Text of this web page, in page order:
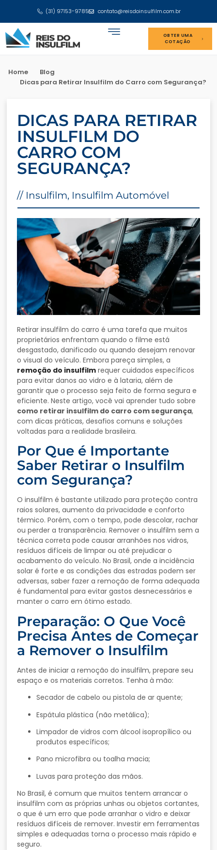
(31) 97153-9785 contato@reisdoinsulfilm.com.br
OBTER UMA
COTAÇÃO
Home
Blog
Dicas para Retirar Insulfilm do Carro com Segurança?
DICAS PARA RETIRAR
INSULFILM DO
CARRO COM
SEGURANÇA?
// Insulfilm, Insulfilm Automóvel
Retirar insulfilm do carro é uma tarefa que muitos
proprietários enfrentam quando o filme está
desgastado, danificado ou quando desejam renovar
o visual do veículo. Embora pareça simples, a
remoção do insulfilm requer cuidados específicos
para evitar danos ao vidro e à lataria, além de
garantir que o processo seja feito de forma segura e
eficiente. Neste artigo, você vai aprender tudo sobre
como retirar insulfilm do carro com segurança,
com dicas práticas, desafios comuns e soluções
voltadas para a realidade brasileira.
Por Que é Importante
Saber Retirar o Insulfilm
com Segurança?
O insulfilm é bastante utilizado para proteção contra
raios solares, aumento da privacidade e conforto
térmico. Porém, com o tempo, pode descolar, rachar
ou perder a transparência. Remover o insulfilm sem a
técnica correta pode causar arranhões nos vidros,
resíduos difíceis de limpar ou até prejudicar o
acabamento do veículo. No Brasil, onde a incidência
solar é forte e as condições das estradas podem ser
adversas, saber fazer a remoção de forma adequada
é fundamental para evitar gastos desnecessários e
manter o carro em ótimo estado.
Preparação: O Que Você
Precisa Antes de Começar
a Remover o Insulfilm
Antes de iniciar a remoção do insulfilm, prepare seu
espaço e os materiais corretos. Tenha à mão:
Secador de cabelo ou pistola de ar quente;
Espátula plástica (não metálica);
Limpador de vidros com álcool isopropílico ou
produtos específicos;
Pano microfibra ou toalha macia;
Luvas para proteção das mãos.
No Brasil, é comum que muitos tentem arrancar o
insulfilm com as próprias unhas ou objetos cortantes,
o que é um erro que pode arranhar o vidro e deixar
resíduos difíceis de remover. Investir em ferramentas
simples e adequadas torna o processo mais rápido e
seguro.